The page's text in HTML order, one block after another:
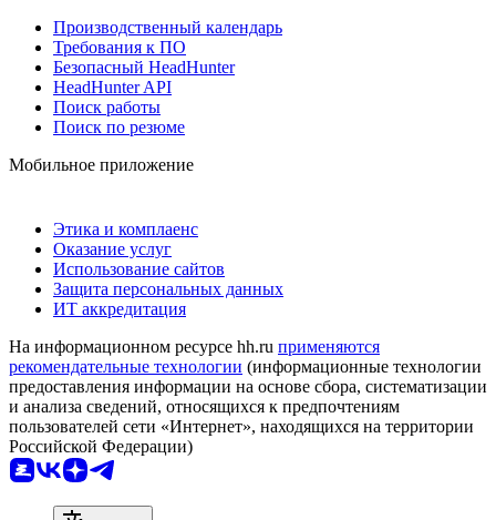
Производственный календарь
Требования к ПО
Безопасный HeadHunter
HeadHunter API
Поиск работы
Поиск по резюме
Мобильное приложение
Этика и комплаенс
Оказание услуг
Использование сайтов
Защита персональных данных
ИТ аккредитация
На информационном ресурсе hh.ru применяются
рекомендательные технологии (информационные технологии
предоставления информации на основе сбора, систематизации
и анализа сведений, относящихся к предпочтениям
пользователей сети «Интернет», находящихся на территории
Российской Федерации)